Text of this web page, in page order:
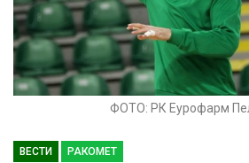
ФОТО: РК Еурофарм
ВЕСТИ РАКОМЕТ